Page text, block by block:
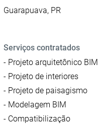
Guarapuava, PR
Serviços contratados
- Projeto arquitetônico BIM
- Projeto de interiores
- Projeto de paisagismo
- Modelagem BIM
- Compatibilização